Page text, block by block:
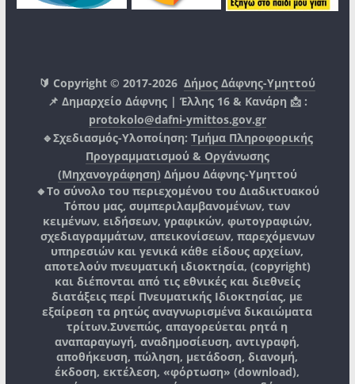
🔰 Copyright © 2017-2026Δήμος Δάφνης-Υμηττού
📌 Δημαρχείο Δάφνης | Έλλης 16 & Κανάρη 📩 :
protokolo@dafni-ymittos.gov.gr
🔹Σχεδιασμός-Υλοποίηση: Τμήμα Πληροφορικής
Προγραμματισμού & Οργάνωσης
(Μηχανογράφηση) Δήμου Δάφνης-Υμηττού
🔸Το σύνολο του περιεχομένου του Διαδικτυακού
Τόπου μας, συμπεριλαμβανομένων, των
κειμένων, ειδήσεων, γραφικών, φωτογραφιών,
σχεδιαγραμμάτων, απεικονίσεων, παρεχόμενων
υπηρεσιών και γενικά κάθε είδους αρχείων,
αποτελούν πνευματική ιδιοκτησία, (copyright)
και διέπονται από τις εθνικές και διεθνείς
διατάξεις περί Πνευματικής Ιδιοκτησίας, με
εξαίρεση τα ρητώς αναγνωρισμένα δικαιώματα
τρίτων.Συνεπώς, απαγορεύεται ρητά η
αναπαραγωγή, αναδημοσίευση, αντιγραφή,
αποθήκευση, πώληση, μετάδοση, διανομή,
έκδοση, εκτέλεση, «φόρτωση» (download),